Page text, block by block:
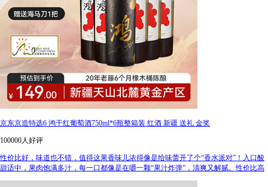
京东京造特选6 鸿干红葡萄酒750ml*6瓶整箱装 红酒 新疆 送礼 金奖
100000人好评
性价比好，味道也不错，值得这果香味儿浓得像是给味蕾开了个“香水派对”！入口酸
甜适中，果肉饱满多汁，每一口都像是在嚼一颗“果汁炸弹”，清爽又解腻。性价比高